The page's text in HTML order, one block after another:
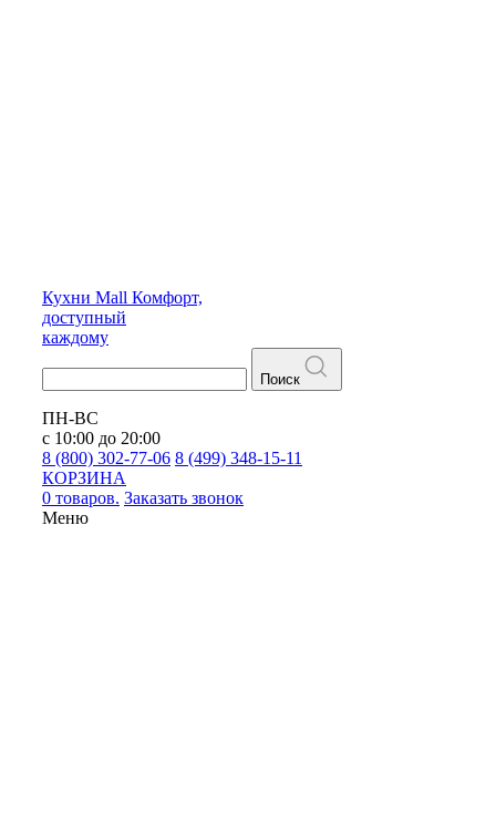
Кухни Mall Комфорт,
доступный
каждому
Поиск
ПН-ВС
с 10:00 до 20:00
8 (800) 302-77-06 8 (499) 348-15-11
КОРЗИНА
0 товаров. Заказать звонок
Меню